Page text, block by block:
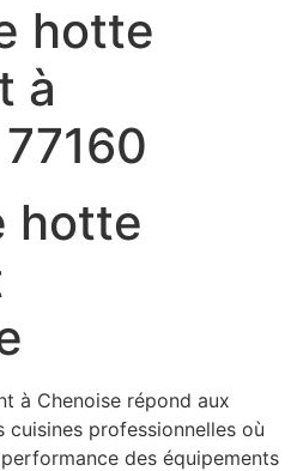
hotte
à
hotte
à Chenoise répond aux
professionnelles où
des équipements